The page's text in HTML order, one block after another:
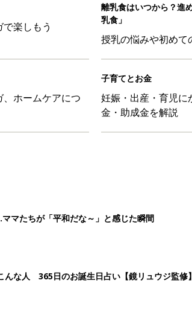
楽しもう
離乳食はいつから？進
乳食」
授乳の悩みや初めて
ホームケアにつ
子育てとお金
妊娠・出産・育児に
金・助成金を解説
マたちが「平和だな～」と感じた瞬間
んな人 365日のお誕生日占い【鏡リュウジ監修】